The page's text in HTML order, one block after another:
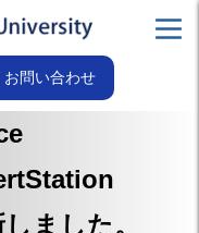
お問い合わせ
ました。